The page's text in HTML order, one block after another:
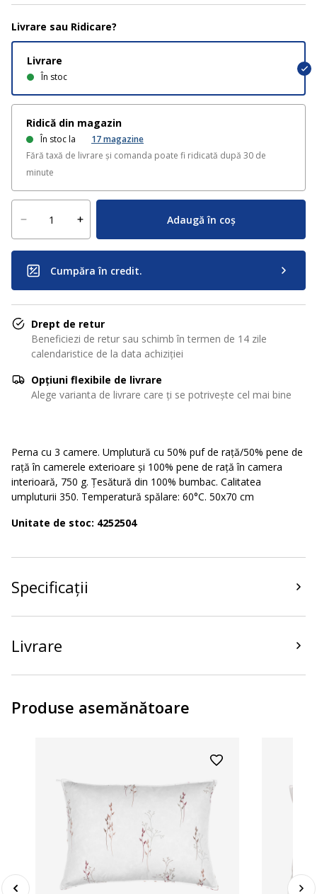
Livrare sau Ridicare?
Livrare
În stoc
Ridică din magazin
În stoc la 17magazine
Fără taxă de livrare și comanda poate fi ridicată după 30 de
minute
Adaugă în coș
Cumpăra în credit.
Drept de retur
Beneficiezi de retur sau schimb în termen de 14 zile
calendaristice de la data achiziției
Opțiuni flexibile de livrare
Alege varianta de livrare care ți se potrivește cel mai bine
Perna cu 3 camere. Umplutură cu 50% puf de rață/50% pene de
rață în camerele exterioare și 100% pene de rață în camera
interioară, 750 g. Țesătură din 100% bumbac. Calitatea
umpluturii 350. Temperatură spălare: 60°C. 50x70 cm
Unitate de stoc: 4252504
Specificații
Livrare
Produse asemănătoare